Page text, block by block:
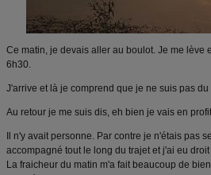
Ce matin, je devais aller au boulot. Je me lève
6h30.
J'arrive et là je comprend que je ne suis pas
Au retour je me suis dis, eh bien je vais en
Il n'y avait personne. Par contre je n'étais pas
accompagné tout le long du trajet et j'ai eu
La fraicheur du matin m'a fait beaucoup de